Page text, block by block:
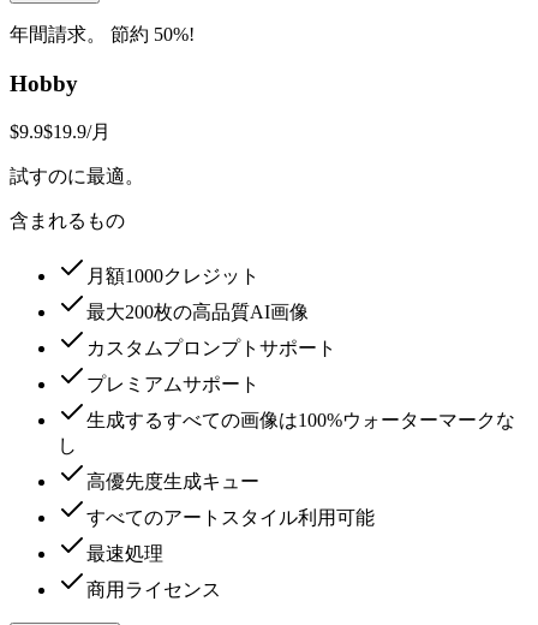
年間請求。 節約 50%!
Hobby
$9.9$19.9/月
試すのに最適。
含まれるもの
月額1000クレジット
最大200枚の高品質AI画像
カスタムプロンプトサポート
プレミアムサポート
生成するすべての画像は100%ウォーターマークな
し
高優先度生成キュー
すべてのアートスタイル利用可能
最速処理
商用ライセンス